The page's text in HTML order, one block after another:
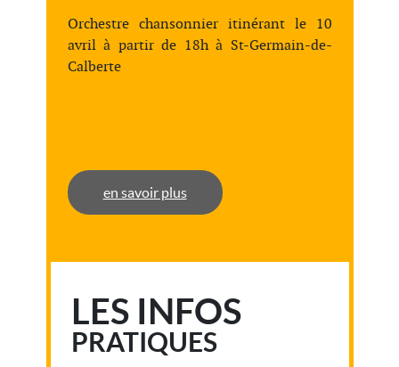
Orchestre chansonnier itinérant le 10
avril à partir de 18h à St-Germain-de-
Calberte
en savoir plus
LES INFOS
PRATIQUES